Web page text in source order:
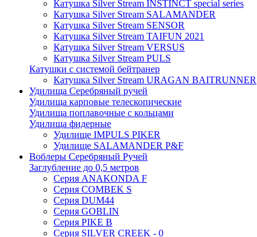
Катушка Silver Stream INSTINCT special series
Катушка Silver Stream SALAMANDER
Катушка Silver Stream SENSOR
Катушка Silver Stream TAIFUN 2021
Катушка Silver Stream VERSUS
Катушка Silver Stream PULS
Катушки с системой бейтранер
Катушка Silver Stream URAGAN BAITRUNNER
Удилища Серебряный ручей
Удилища карповые телескопические
Удилища поплавочные с кольцами
Удилища фидерные
Удилище IMPULS PIKER
Удилище SALAMANDER P&F
Воблеры Серебряный Ручей
Заглубление до 0,5 метров
Серия ANAKONDA F
Серия COMBEK S
Серия DUM44
Серия GOBLIN
Серия PIKE B
Серия SILVER CREEK - 0